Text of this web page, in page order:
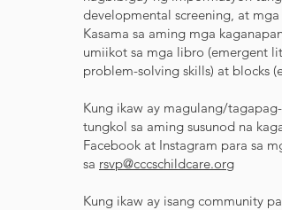
developmental screening, at
Kasama sa aming mga
umiikot sa mga libro (emergent
problem-solving skills) at blocks
Kung ikaw ay magulang/
tungkol sa aming susunod na
Facebook at Instagram para sa
sa rsvp@cccschildcare.org
Kung ikaw ay isang community